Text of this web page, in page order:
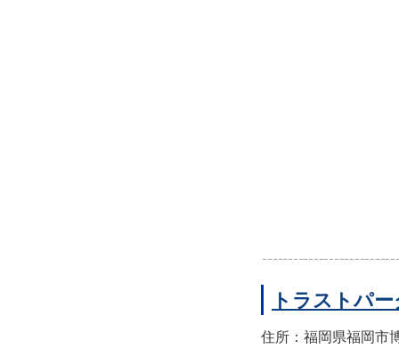
トラストパ
住所：福岡県福岡市